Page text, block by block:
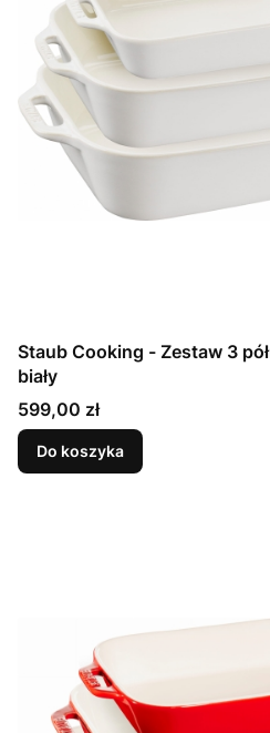
Staub Cooking - Zestaw 3 półmisków prostokątnych,
biały
Cena
599,00 zł
Do koszyka